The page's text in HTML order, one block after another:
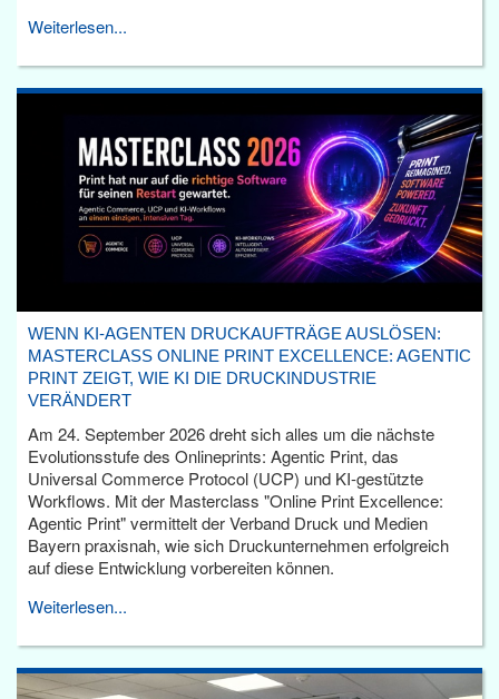
Weiterlesen...
WENN KI-AGENTEN DRUCKAUFTRÄGE AUSLÖSEN:
MASTERCLASS ONLINE PRINT EXCELLENCE: AGENTIC
PRINT ZEIGT, WIE KI DIE DRUCKINDUSTRIE
VERÄNDERT
Am 24. September 2026 dreht sich alles um die nächste
Evolutionsstufe des Onlineprints: Agentic Print, das
Universal Commerce Protocol (UCP) und KI-gestützte
Workflows. Mit der Masterclass "Online Print Excellence:
Agentic Print" vermittelt der Verband Druck und Medien
Bayern praxisnah, wie sich Druckunternehmen erfolgreich
auf diese Entwicklung vorbereiten können.
Weiterlesen...